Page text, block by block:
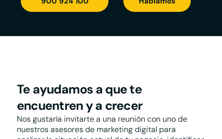
Te ayudamos a que te
encuentren y a crecer
Nos gustaría invitarte a una reunión con uno de
nuestros asesores de marketing digital para